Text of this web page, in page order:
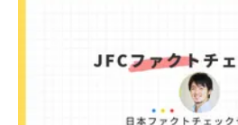
ファクトチェックセンター（JFC）
す。 講師養成講座（オンラインで
後、修了課題を提出された方には
能な教材の提... powered by Peatix :